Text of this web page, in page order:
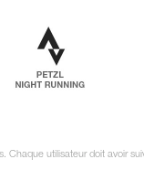
Chaque utilisateur doit avoir